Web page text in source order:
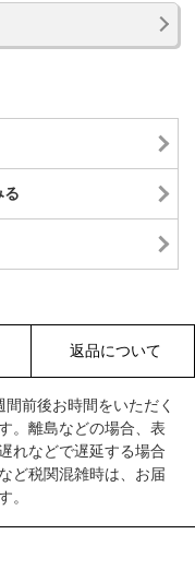
る
返品について
前後お時間をいただく
。離島などの場合、表
れなどで遅延する場合
ど税関混雑時は、お届
。